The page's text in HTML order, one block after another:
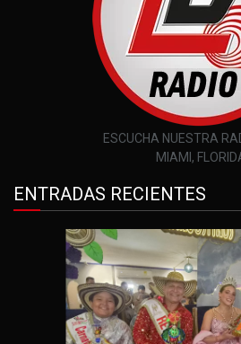
ESCUCHA NUESTRA
MIAMI,
ENTRADAS RECIENTES